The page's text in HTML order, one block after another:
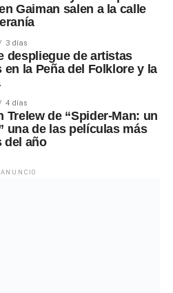
Gaiman salen a la calle
3 días
despliegue de artistas
en la Peña del Folklore y la
4 días
Trelew de “Spider-Man: un
una de las películas más
del año
ANUNCIO